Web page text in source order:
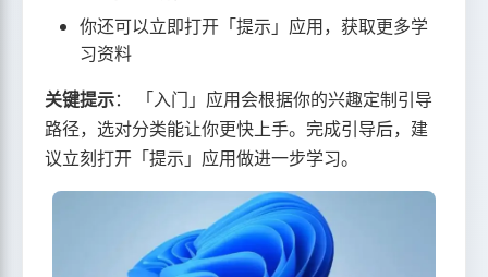
你还可以立即打开「提示」应用，获取更多学
习资料
关键提示： 「入门」应用会根据你的兴趣定制引导
路径，选对分类能让你更快上手。完成引导后，建
议立刻打开「提示」应用做进一步学习。